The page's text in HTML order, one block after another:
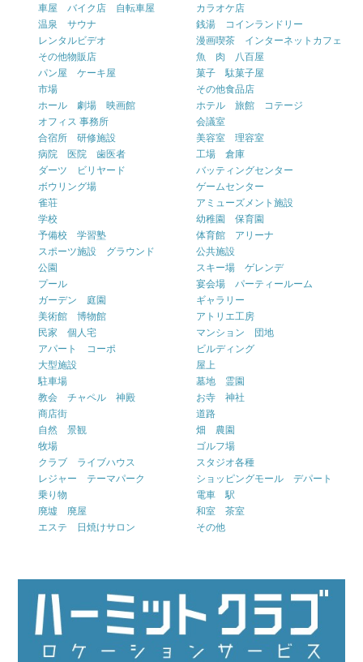
車屋 バイク店 自転車屋
カラオケ店
温泉 サウナ
銭湯 コインランドリー
レンタルビデオ
漫画喫茶 インターネットカフェ
その他物販店
魚 肉 八百屋
パン屋 ケーキ屋
菓子 駄菓子屋
市場
その他食品店
ホール 劇場 映画館
ホテル 旅館 コテージ
オフィス 事務所
会議室
合宿所 研修施設
美容室 理容室
病院 医院 歯医者
工場 倉庫
ダーツ ビリヤード
バッティングセンター
ボウリング場
ゲームセンター
雀荘
アミューズメント施設
学校
幼稚園 保育園
予備校 学習塾
体育館 アリーナ
スポーツ施設 グラウンド
公共施設
公園
スキー場 ゲレンデ
プール
宴会場 パーティールーム
ガーデン 庭園
ギャラリー
美術館 博物館
アトリエ工房
民家 個人宅
マンション 団地
アパート コーポ
ビルディング
大型施設
屋上
駐車場
墓地 霊園
教会 チャペル 神殿
お寺 神社
商店街
道路
自然 景観
畑 農園
牧場
ゴルフ場
クラブ ライブハウス
スタジオ各種
レジャー テーマパーク
ショッピングモール デパート
乗り物
電車 駅
廃墟 廃屋
和室 茶室
エステ 日焼けサロン
その他